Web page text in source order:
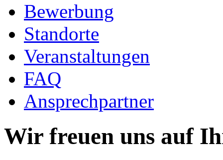
Bewerbung
Standorte
Veranstaltungen
FAQ
Ansprechpartner
Wir freuen uns auf